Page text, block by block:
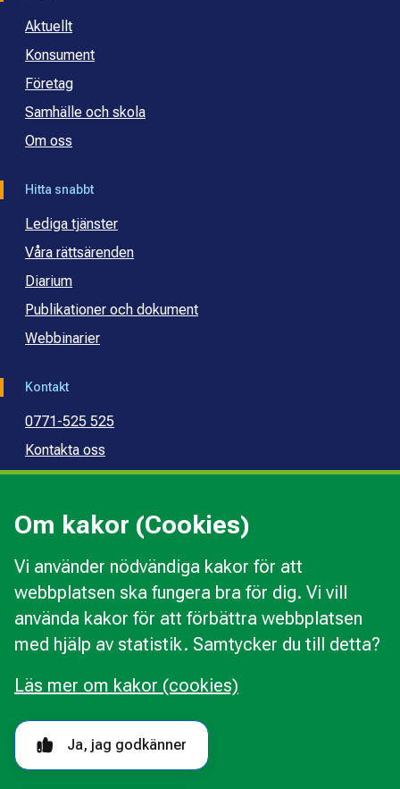
Om kakor (Cookies)
Vi använder nödvändiga kakor för att
webbplatsen ska fungera bra för dig. Vi vill
använda kakor för att förbättra webbplatsen
med hjälp av statistik. Samtycker du till detta?
Ja, jag godkänner
Läs mer om kakor (cookies)
Aktuellt
Konsument
Företag
Samhälle och skola
Om oss
Hitta snabbt
Lediga tjänster
Våra rättsärenden
Diarium
Publikationer och dokument
Webbinarier
Kontakt
0771-525 525
Kontakta oss
Press
Kommunal budget- och skuldrådgivning
Om webbplatsen
Behandling av personuppgifter